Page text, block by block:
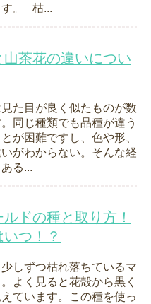
す。 枯...
茶花の違いについ
た目が良く似たものが数
同じ種類でも品種が違う
が困難ですし、色や形、
がわからない。そんな経
る...
ドの種と取り方！
つ！？
しずつ枯れ落ちているマ
よく見ると花殻から黒く
ています。この種を使っ